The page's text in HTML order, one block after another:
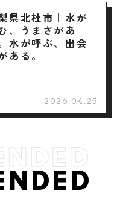
県北杜市｜水が
、うまさがあ
水が呼ぶ、出会
ある。
2026.04.25